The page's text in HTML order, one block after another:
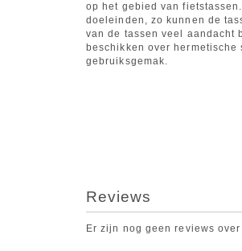
op het gebied van
doeleinden, zo kunnen de
van de tassen veel aandacht
beschikken over
gebruiksgemak.
Reviews
Er zijn nog geen reviews